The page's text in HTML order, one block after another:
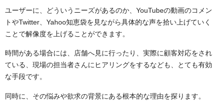
ユーザーに、どういうニーズがあるのか、YouTubeの動画のコメン
トやTwitter、Yahoo知恵袋を見ながら具体的な声を拾い上げていく
ことで解像度を上げることができます。
時間がある場合には、店舗へ見に行ったり、実際に顧客対応をされ
ている、現場の担当者さんにヒアリングをするなども、とても有効
な手段です。
同時に、その悩みや欲求の背景にある根本的な理由を探ります。